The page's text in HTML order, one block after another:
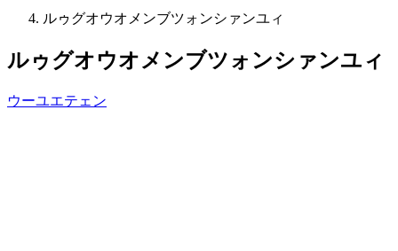
ルゥグオウオメンブツォンシァンユィ
ルゥグオウオメンブツォンシァンユィ
ウーユエテェン